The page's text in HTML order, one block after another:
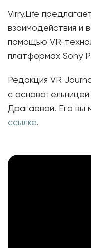
Virry.Life
взаимодействия и
помощью VR-
платформах Sony
Редакция VR
с
Драгаевой. Его вы
ссылке.